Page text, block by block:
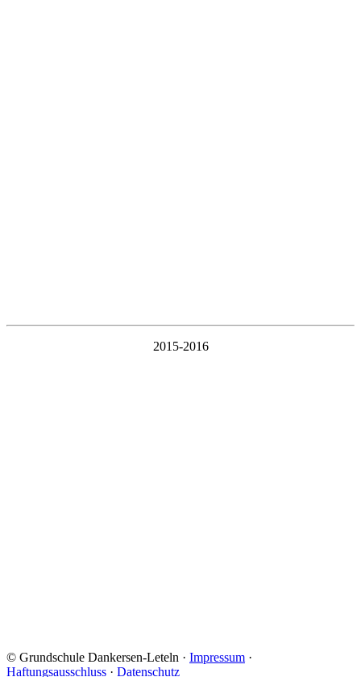
2015-2016
© Grundschule Dankersen-Leteln · Impressum ·
Haftungsausschluss · Datenschutz